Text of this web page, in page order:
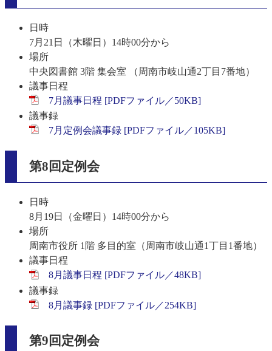
日時
7月21日（木曜日）14時00分から
場所
中央図書館 3階 集会室 （周南市岐山通2丁目7番地）
議事日程
7月議事日程 [PDFファイル／50KB]
議事録
7月定例会議事録 [PDFファイル／105KB]
第8回定例会
日時
8月19日（金曜日）14時00分から
場所
周南市役所 1階 多目的室（周南市岐山通1丁目1番地）
議事日程
8月議事日程 [PDFファイル／48KB]
議事録
8月議事録 [PDFファイル／254KB]
第9回定例会​